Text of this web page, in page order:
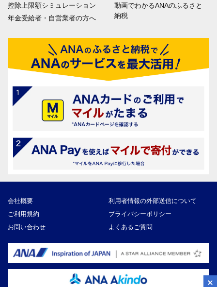
控除上限額シミュレーション
年金受給者・自営業者の方へ
動画でわかるANAのふるさと
納税
会社概要
利用者情報の外部送信について
ご利用規約
プライバシーポリシー
お問い合わせ
よくあるご質問